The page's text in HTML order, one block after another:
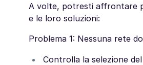
A volte, potresti affrontare
e le loro soluzioni:
Problema 1: Nessuna rete
Controlla la selezione